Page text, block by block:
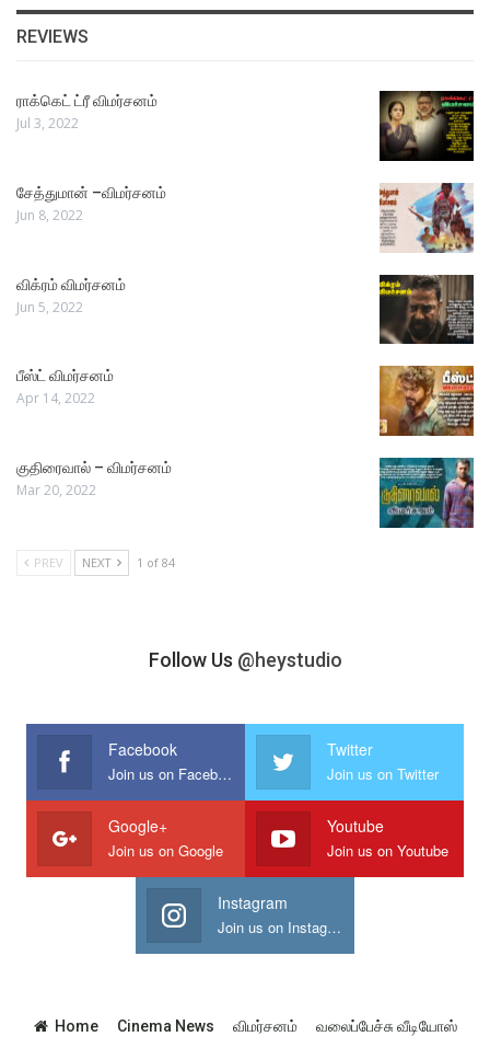
REVIEWS
ராக்கெட் ட்ரீ விமர்சனம்
Jul 3, 2022
சேத்துமான் –விமர்சனம்
Jun 8, 2022
விக்ரம் விமர்சனம்
Jun 5, 2022
பீஸ்ட் விமர்சனம்
Apr 14, 2022
குதிரைவால் – விமர்சனம்
Mar 20, 2022
PREV NEXT 1 of 84
Follow Us @heystudio
Facebook
Join us on Facebook
Twitter
Join us on Twitter
Google+
Join us on Google
Youtube
Join us on Youtube
Instagram
Join us on Instagram
Home Cinema News விமர்சனம் வலைப்பேச்சு வீடியோஸ்